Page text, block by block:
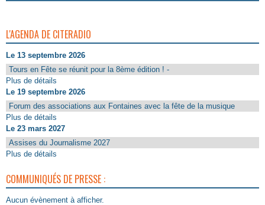
L'AGENDA DE CITERADIO
Le 13 septembre 2026
Tours en Fête se réunit pour la 8ème édition ! -
Plus de détails
Le 19 septembre 2026
Forum des associations aux Fontaines avec la fête de la musique
Plus de détails
Le 23 mars 2027
Assises du Journalisme 2027
Plus de détails
COMMUNIQUÉS DE PRESSE :
Aucun évènement à afficher.